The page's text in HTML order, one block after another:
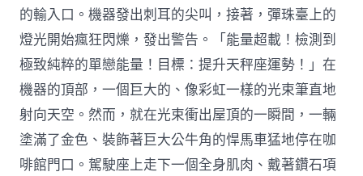
的輸入口。機器發出刺耳的尖叫，接著，彈珠臺上的
燈光開始瘋狂閃爍，發出警告。「能量超載！檢測到
極致純粹的單戀能量！目標：提升天秤座運勢！」在
機器的頂部，一個巨大的、像彩虹一樣的光束筆直地
射向天空。然而，就在光束衝出屋頂的一瞬間，一輛
塗滿了金色、裝飾著巨大公牛角的悍馬車猛地停在咖
啡館門口。駕駛座上走下一個全身肌肉、戴著鑽石項